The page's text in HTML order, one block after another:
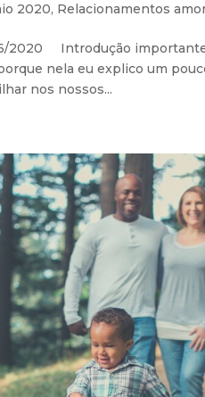
2020, Relacionamentos
2020 Introdução
nela eu explico um
nos nossos...